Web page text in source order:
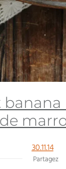
30.11.14
Partagez